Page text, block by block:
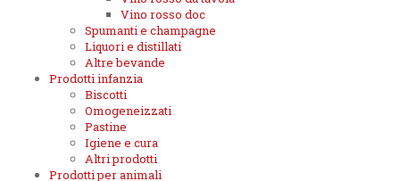
Vino rosso doc
Spumanti e champagne
Liquori e distillati
Altre bevande
Prodotti infanzia
Biscotti
Omogeneizzati
Pastine
Igiene e cura
Altri prodotti
Prodotti per animali